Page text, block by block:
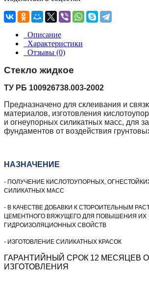
Описание
Характеристики
Отзывы (0)
Стекло жидкое
ТУ РБ 100926738.003-2002
Предназначено для склеивания и
материалов, изготовления
и огнеупорных силикатных масс, для
фундаментов от воздействия
НАЗНАЧЕНИЕ
- ПОЛУЧЕНИЕ КИСЛОТОУПОРНЫХ,
СИЛИКАТНЫХ МАСС
- В КАЧЕСТВЕ ДОБАВКИ К СТОРОИТЕЛЬНЫМ
ЦЕМЕНТНОГО ВЯЖУЩЕГО ДЛЯ ПОВЫШЕНИЯ ИХ
ГИДРОИЗОЛЯЦИОННЫХ СВОЙСТВ
- ИЗГОТОВЛЕНИЕ СИЛИКАТНЫХ КРАСОК
ГАРАНТИЙНЫЙ СРОК 12 МЕСЯЦЕВ
ИЗГОТОВЛЕНИЯ